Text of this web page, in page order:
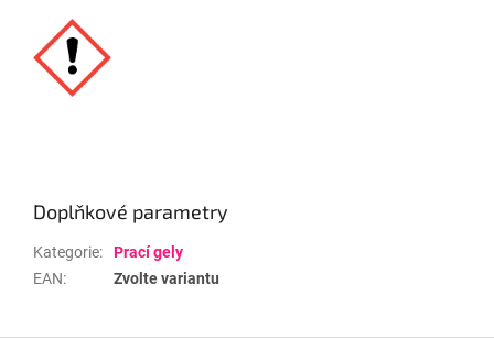
Doplňkové parametry
Kategorie:
Prací gely
EAN: Zvolte variantu